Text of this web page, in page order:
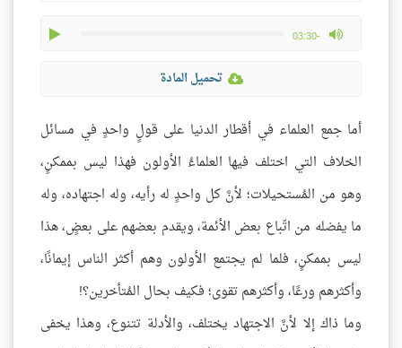
-03:30
max volume
تحميل المادة
أما جمع العلماء في أقطار الدنيا على قولٍ واحدٍ في مسائل
الخلاف التي اختلف فيها العلماءُ الأولون فهذا ليس بممكنٍ،
وهو من المُستحيلات؛ لأنَّ كل واحدٍ له رأيه، وله اجتهاده، وله
ما يفضله من اتّباع بعض الأئمة، ويقدم بعضهم على بعضٍ، هذا
ليس بممكنٍ، فلما لم يجتمع الأولون وهم أكثر الناس إيمانًا،
وأكثرهم ورعًا، وأكثرهم تقوى؛ فكيف بحال المُتأخرين؟!
وما ذاك إلا لأنَّ الاجتهاد يختلف، والأدلة تتنوع، وهذا يخفى